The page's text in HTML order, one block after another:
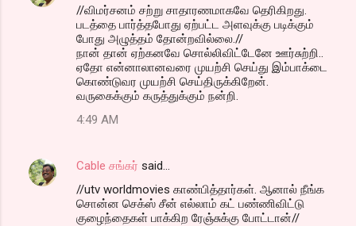
//விமர்சனம் சற்று சாதாரணமாகவே தெரிகிறது.
படத்தை பார்த்தபோது ஏற்பட்ட அளவுக்கு படிக்கும்
போது அழுத்தம் தோன்றவில்லை.//
நான் தான் ஏற்கனவே சொல்லிவிட்டேனே ஊர்சுற்றி..
ஏதோ என்னாலானவரை முயற்சி செய்து இம்பாக்டை
கொண்டுவர முயற்சி செய்திருக்கிறேன்.
வருகைக்கும் கருத்துக்கும் நன்றி.
4:49 AM
Cable சங்கர் said…
//utv worldmovies காண்பித்தார்கள். ஆனால் நீங்க
சொன்ன செக்ஸ் சீன் எல்லாம் கட் பண்ணிவிட்டு
குழைந்தைகள் பாக்கிற ரேஞ்சுக்கு போட்டான்//